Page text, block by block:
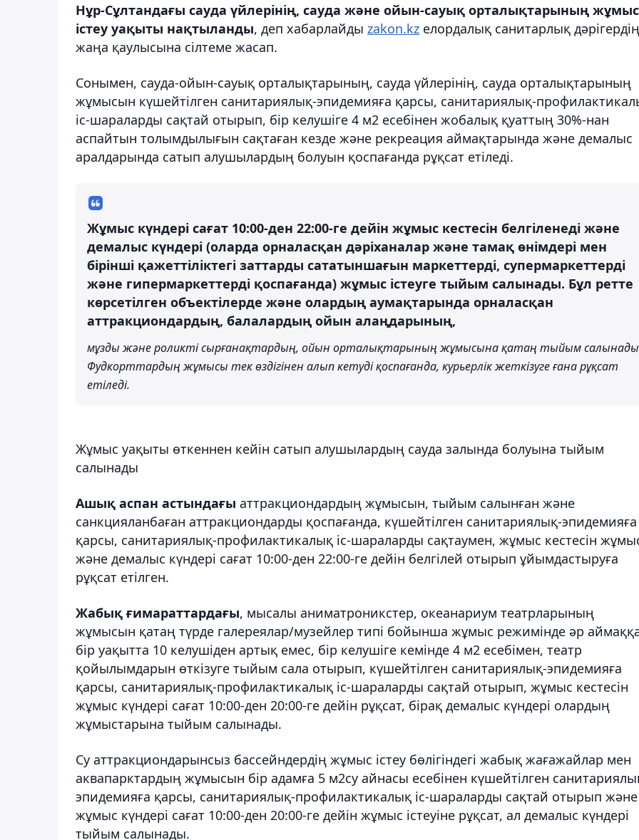
Нұр-Сұлтандағы сауда үйлерінің, сауда және ойын-сауық орталықтарының жұмыс
істеу уақыты нақтыланды, деп хабарлайды zakon.kz елордалық санитарлық дәрігердің
жаңа қаулысына сілтеме жасап.
Сонымен, сауда-ойын-сауық орталықтарының, сауда үйлерінің, сауда орталықтарының
жұмысын күшейтілген санитариялық-эпидемияға қарсы, санитариялық-
іс-шараларды сақтай отырып, бір келушіге 4 м2 есебінен жобалық қуаттың 30%-нан
аспайтын толымдылығын сақтаған кезде және рекреация аймақтарында және демалыс
аралдарында сатып алушылардың болуын қоспағанда рұқсат етіледі.
Жұмыс күндері сағат 10:00-ден 22:00-ге дейін жұмыс кестесін белгіленеді және
демалыс күндері (оларда орналасқан дәріханалар және тамақ өнімдері мен
бірінші қажеттіліктегі заттарды сататыншағын маркеттерді, супермаркеттерді
және гипермаркеттерді қоспағанда) жұмыс істеуге тыйым салынады. Бұл ретте
көрсетілген объектілерде және олардың аумақтарында орналасқан
аттракциондардың, балалардың ойын алаңдарының,
мұзды және роликті сырғанақтардың, ойын орталықтарының жұмысына қатаң тыйым
Фудкорттардың жұмысы тек өздігінен алып кетуді қоспағанда, курьерлік жеткізуге ғана рұқсат
етіледі.
Жұмыс уақыты өткеннен кейін сатып алушылардың сауда залында болуына тыйым
салынады
Ашық аспан астындағы аттракциондардың жұмысын, тыйым салынған және
санкцияланбаған аттракциондарды қоспағанда, күшейтілген санитариялық-эпидемияға
қарсы, санитариялық-профилактикалық іс-шараларды сақтаумен, жұмыс кестесін
және демалыс күндері сағат 10:00-ден 22:00-ге дейін белгілей отырып ұйымдастыруға
рұқсат етілген.
Жабық ғимараттардағы, мысалы аниматроникстер, океанариум театрларының
жұмысын қатаң түрде галереялар/музейлер типі бойынша жұмыс режимінде әр
бір уақытта 10 келушіден артық емес, бір келушіге кемінде 4 м2 есебімен, театр
қойылымдарын өткізуге тыйым сала отырып, күшейтілген санитариялық-эпидемияға
қарсы, санитариялық-профилактикалық іс-шараларды сақтай отырып, жұмыс кестесін
жұмыс күндері сағат 10:00-ден 20:00-ге дейін рұқсат, бірақ демалыс күндері олардың
жұмыстарына тыйым салынады.
Су аттракциондарынсыз бассейндердің жұмыс істеу бөлігіндегі жабық жағажайлар мен
аквапарктардың жұмысын бір адамға 5 м2су айнасы есебінен күшейтілген
эпидемияға қарсы, санитариялық-профилактикалық іс-шараларды сақтай отырып және
жұмыс күндері сағат 10:00-ден 20:00-ге дейін жұмыс істеуіне рұқсат, ал демалыс күндері
тыйым салынады.